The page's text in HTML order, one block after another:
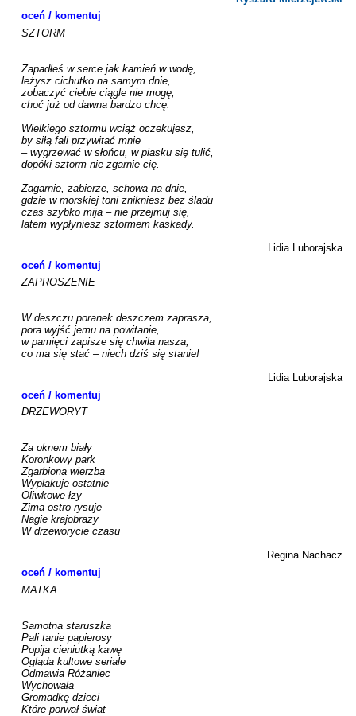
oceń / komentuj
SZTORM
Zapadłeś w serce jak kamień w wodę,
leżysz cichutko na samym dnie,
zobaczyć ciebie ciągle nie mogę,
choć już od dawna bardzo chcę.
Wielkiego sztormu wciąż oczekujesz,
by siłą fali przywitać mnie
– wygrzewać w słońcu, w piasku się tulić,
dopóki sztorm nie zgarnie cię.
Zagarnie, zabierze, schowa na dnie,
gdzie w morskiej toni znikniesz bez śladu
czas szybko mija – nie przejmuj się,
latem wypłyniesz sztormem kaskady.
Lidia Luborajska
oceń / komentuj
ZAPROSZENIE
W deszczu poranek deszczem zaprasza,
pora wyjść jemu na powitanie,
w pamięci zapisze się chwila nasza,
co ma się stać – niech dziś się stanie!
Lidia Luborajska
oceń / komentuj
DRZEWORYT
Za oknem biały
Koronkowy park
Zgarbiona wierzba
Wypłakuje ostatnie
Oliwkowe łzy
Zima ostro rysuje
Nagie krajobrazy
W drzeworycie czasu
Regina Nachacz
oceń / komentuj
MATKA
Samotna staruszka
Pali tanie papierosy
Popija cieniutką kawę
Ogląda kultowe seriale
Odmawia Różaniec
Wychowała
Gromadkę dzieci
Które porwał świat